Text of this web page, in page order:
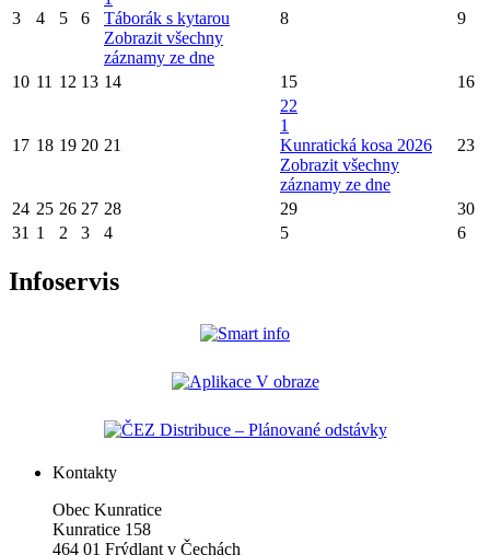
3 4 5 6
Táborák s kytarou
Zobrazit všechny
záznamy ze dne
8 9
10 11 12 13 14 15 16
17 18 19 20 21
22
1
Kunratická kosa 2026
Zobrazit všechny
záznamy ze dne
23
24 25 26 27 28 29
30
31 1 2 3 4 5 6
Infoservis
Kontakty
Obec Kunratice
Kunratice 158
464 01 Frýdlant v Čechách